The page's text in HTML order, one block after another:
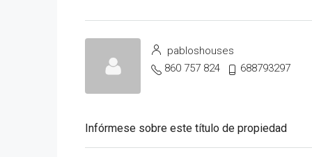
pabloshouses
860 757 824
688793297
Infórmese sobre este título de propiedad